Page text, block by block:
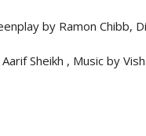
by Ramon Chibb,
Sheikh , Music by